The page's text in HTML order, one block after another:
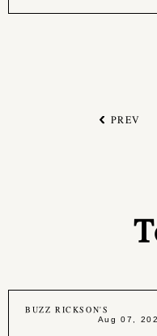
PREV
BUZZ RICKSON'S
Aug 07,